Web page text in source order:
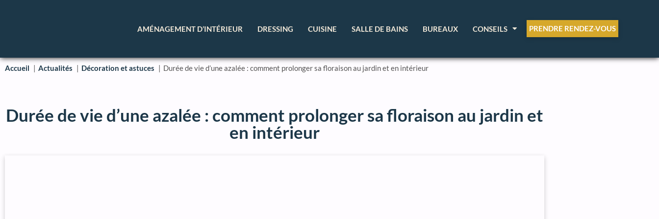
AMÉNAGEMENT D’INTÉRIEUR DRESSING CUISINE SALLE DE BAINS BUREAUX CONSEILS PRENDRE RENDEZ-VOUS
Accueil Actualités Décoration et astuces Durée de vie d’une azalée : comment prolonger sa floraison au jardin et en intérieur
Durée de vie d’une azalée : comment prolonger sa floraison au jardin et
en intérieur